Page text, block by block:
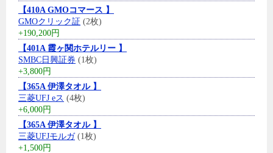
【410A GMOコマース 】
GMOクリック証 (2枚)
+190,200円
【401A 霞ヶ関ホテルリー 】
SMBC日興証券 (1枚)
+3,800円
【365A 伊澤タオル 】
三菱UFJ eス (4枚)
+6,000円
【365A 伊澤タオル 】
三菱UFJモルガ(1枚)
+1,500円